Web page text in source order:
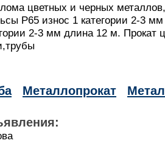
цветных и черных
Р65 износ 1 категории 2-3
2-3 мм длина 12 м. Прокат
Металлопрокат